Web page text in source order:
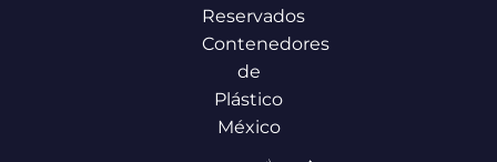
Reservados
Contenedores
de
Plástico
México